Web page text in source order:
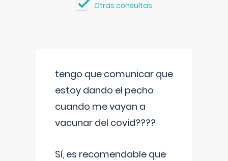
Otras consultas
tengo que comunicar que
estoy dando el pecho
cuando me vayan a
vacunar del covid????
Sí, es recomendable que